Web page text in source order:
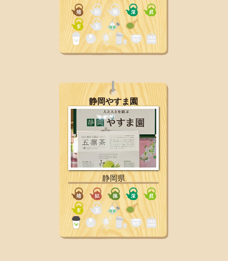
静岡やすま園
静岡県